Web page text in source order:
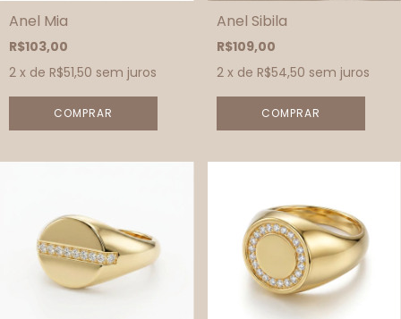
Anel Mia
R$103,00
2 x de R$51,50 sem juros
COMPRAR
Anel Sibila
R$109,00
2 x de R$54,50 sem juros
COMPRAR